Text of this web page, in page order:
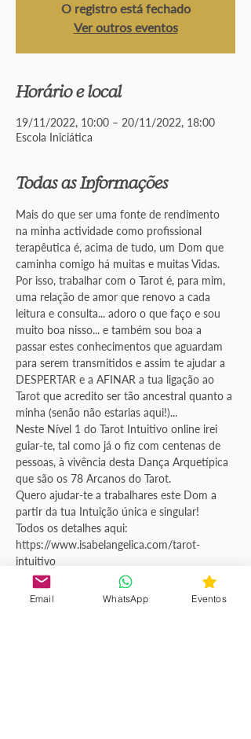
O registro está fechado
Ver outros eventos
Horário e local
19/11/2022, 10:00 – 20/11/2022, 18:00
Escola Iniciática
Todas as Informações
Mais do que ser uma fonte de rendimento
na minha actividade como profissional
terapêutica é, acima de tudo, um Dom que
caminha comigo há muitas e muitas Vidas.
Por isso, trabalhar com o Tarot é, para mim,
uma relação de amor que renovo a cada
leitura e consulta... adoro o que faço e sou
muito boa nisso... e também sou boa a
passar estes conhecimentos que aguardam
para serem transmitidos e assim te ajudar a
DESPERTAR e a AFINAR a tua ligação ao
Tarot que acredito ser tão ancestral quanto a
minha (senão não estarias aqui!)...
Neste Nível 1 do Tarot Intuitivo online irei
guiar-te, tal como já o fiz com centenas de
pessoas, à vivência desta Dança Arquetípica
que são os 78 Arcanos do Tarot.
Quero ajudar-te a trabalhares este Dom a
partir da tua Intuição única e singular!
Todos os detalhes aqui:
https://www.isabelangelica.com/tarot-
intuitivo
Agenda
Email WhatsApp Eventos